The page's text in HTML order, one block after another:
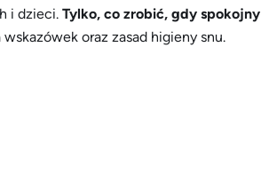
i dzieci. Tylko, co zrobić, gdy spokojny
oraz zasad higieny snu.